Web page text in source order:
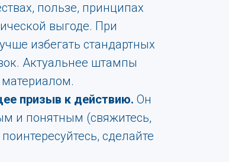
пользе, принципах
выгоде. При
избегать стандартных
Актуальнее штампы
призыв к действию. Он
и понятным (свяжитесь,
сделайте